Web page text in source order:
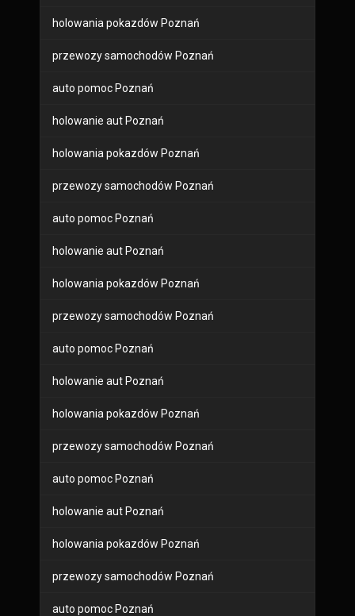
holowania pokazdów Poznań
przewozy samochodów Poznań
auto pomoc Poznań
holowanie aut Poznań
holowania pokazdów Poznań
przewozy samochodów Poznań
auto pomoc Poznań
holowanie aut Poznań
holowania pokazdów Poznań
przewozy samochodów Poznań
auto pomoc Poznań
holowanie aut Poznań
holowania pokazdów Poznań
przewozy samochodów Poznań
auto pomoc Poznań
holowanie aut Poznań
holowania pokazdów Poznań
przewozy samochodów Poznań
auto pomoc Poznań